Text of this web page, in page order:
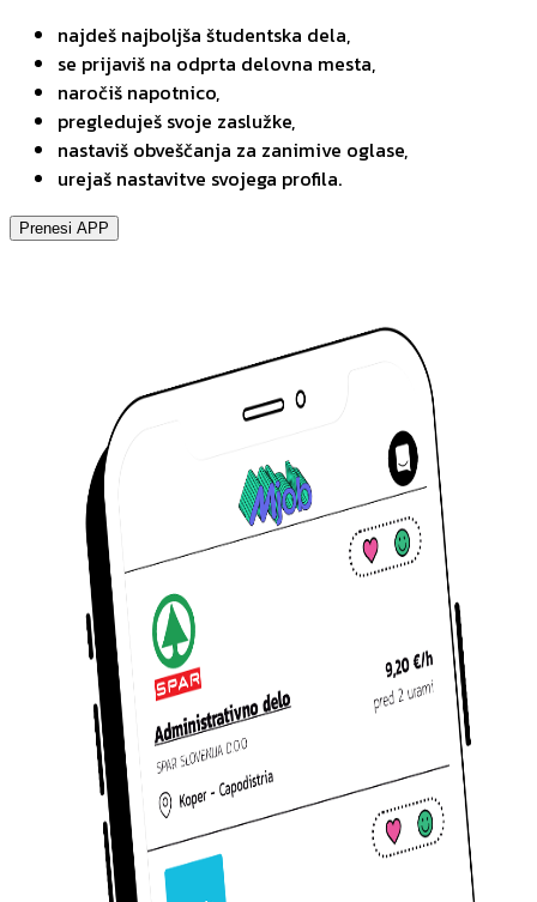
najdeš najboljša študentska dela,
se prijaviš na odprta delovna mesta,
naročiš napotnico,
pregleduješ svoje zaslužke,
nastaviš obveščanja za zanimive oglase,
urejaš nastavitve svojega profila.
Prenesi APP